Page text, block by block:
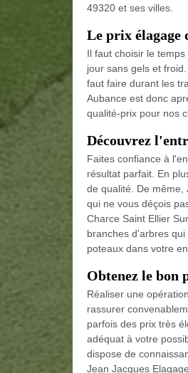
49320 et ses villes.
Le prix élagage
Il faut choisir le
jour sans gels et
faut faire durant les
Aubance est donc
qualité-prix pour nos
Découvrez
Faites confiance à
résultat parfait. En
de qualité. De même,
qui ne vous déçois
Charce Saint Ellier
branches d'arbres
poteaux dans votre
Obtenez le bon
Réaliser une
rassurer
parfois des prix très
adéquat à votre
dispose de
Jean Jacques